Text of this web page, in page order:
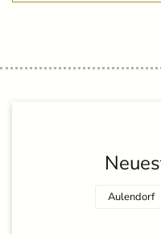
Aulendorf